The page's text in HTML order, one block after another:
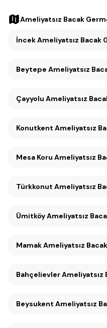
Ameliyatsız Bacak
İncek Ameliyatsız Bacak
Beytepe Ameliyatsız
Çayyolu Ameliyatsız
Konutkent
Mesa Koru
Türkkonut Ameliyatsız
Ümitköy Ameliyatsız
Mamak Ameliyatsız
Bahçelievler Ameliyatsız
Beysukent